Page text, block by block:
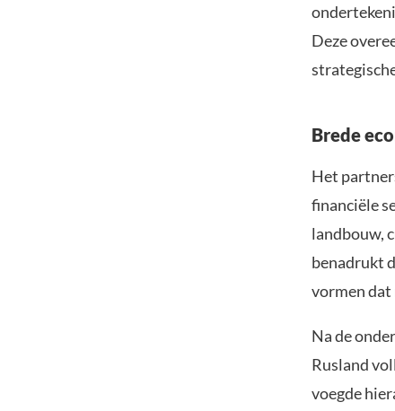
Deze
Brede
Het
financiële
landbouw,
benadrukt
vormen dat
Na de
Rusland
voegde